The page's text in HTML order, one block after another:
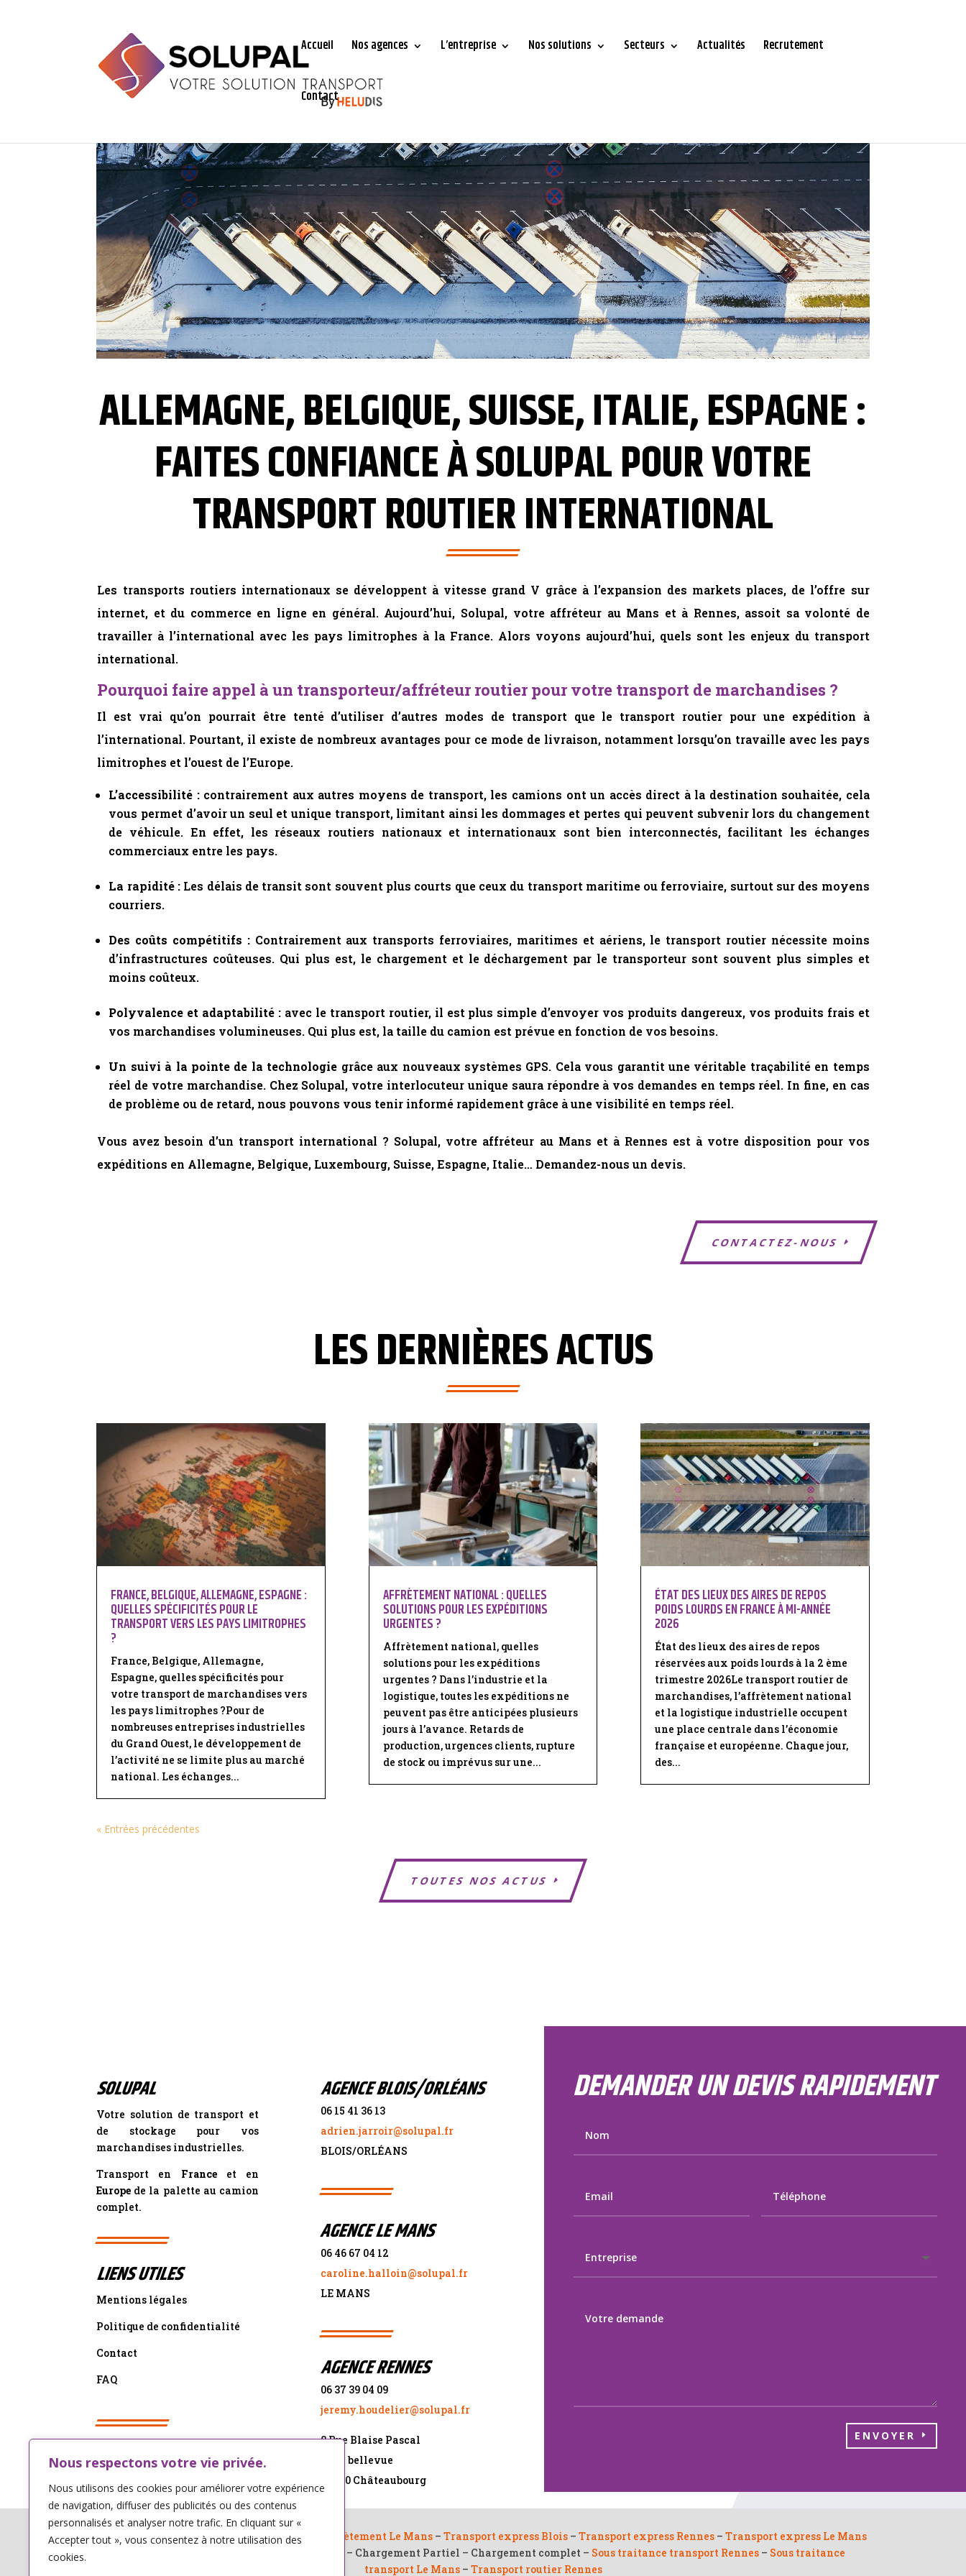
Nous respectons votre vie privée.
Nous utilisons des cookies pour améliorer votre expérience
de navigation, diffuser des publicités ou des contenus
personnalisés et analyser notre trafic. En cliquant sur «
Accepter tout », vous consentez à notre utilisation des
cookies.
Accueil Nos agences L’entreprise Nos solutions Secteurs Actualités Recrutement
Contact
ALLEMAGNE, BELGIQUE, SUISSE, ITALIE, ESPAGNE :
FAITES CONFIANCE À SOLUPAL POUR VOTRE
TRANSPORT ROUTIER INTERNATIONAL
Les transports routiers internationaux se développent à vitesse grand V grâce à l’expansion des markets places, de l’offre sur
internet, et du commerce en ligne en général. Aujourd’hui, Solupal, votre affréteur au Mans et à Rennes, assoit sa volonté de
travailler à l’international avec les pays limitrophes à la France. Alors voyons aujourd’hui, quels sont les enjeux du transport
international.
Pourquoi faire appel à un transporteur/affréteur routier pour votre transport de marchandises ?
Il est vrai qu’on pourrait être tenté d’utiliser d’autres modes de transport que le transport routier pour une expédition à
l’international. Pourtant, il existe de nombreux avantages pour ce mode de livraison, notamment lorsqu’on travaille avec les pays
limitrophes et l’ouest de l’Europe.
L’accessibilité :contrairement aux autres moyens de transport, les camions ont un accès direct à la destination souhaitée, cela
vous permet d’avoir un seul et unique transport, limitant ainsi les dommages et pertes qui peuvent subvenir lors du changement
de véhicule. En effet, les réseaux routiers nationaux et internationaux sont bien interconnectés, facilitant les échanges
commerciaux entre les pays.
La rapidité : Les délais de transit sont souvent plus courts que ceux du transport maritime ou ferroviaire, surtout sur des moyens
courriers.
Des coûts compétitifs : Contrairement aux transports ferroviaires, maritimes et aériens, le transport routier nécessite moins
d’infrastructures coûteuses. Qui plus est, le chargement et le déchargement par le transporteur sont souvent plus simples et
moins coûteux.
Polyvalence et adaptabilité : avec le transport routier, il est plus simple d’envoyer vos produits dangereux, vos produits frais et
vos marchandises volumineuses. Qui plus est, la taille du camion est prévue en fonction de vos besoins.
Un suivi à la pointe de la technologie grâce aux nouveaux systèmes GPS. Cela vous garantit une véritable traçabilité en temps
réel de votre marchandise. Chez Solupal, votre interlocuteur unique saura répondre à vos demandes en temps réel. In fine, en cas
de problème ou de retard, nous pouvons vous tenir informé rapidement grâce à une visibilité en temps réel.
Vous avez besoin d’un transport international ? Solupal, votre affréteur au Mans et à Rennes est à votre disposition pour vos
expéditions en Allemagne, Belgique, Luxembourg, Suisse, Espagne, Italie… Demandez-nous un devis.
CONTACTEZ-NOUS
LES DERNIÈRES ACTUS
FRANCE, BELGIQUE, ALLEMAGNE, ESPAGNE :
QUELLES SPÉCIFICITÉS POUR LE
TRANSPORT VERS LES PAYS LIMITROPHES
?
France, Belgique, Allemagne,
Espagne, quelles spécificités pour
votre transport de marchandises vers
les pays limitrophes ?Pour de
nombreuses entreprises industrielles
du Grand Ouest, le développement de
l’activité ne se limite plus au marché
national. Les échanges...
AFFRÈTEMENT NATIONAL : QUELLES
SOLUTIONS POUR LES EXPÉDITIONS
URGENTES ?
Affrètement national, quelles
solutions pour les expéditions
urgentes ? Dans l’industrie et la
logistique, toutes les expéditions ne
peuvent pas être anticipées plusieurs
jours à l’avance. Retards de
production, urgences clients, rupture
de stock ou imprévus sur une...
ÉTAT DES LIEUX DES AIRES DE REPOS
POIDS LOURDS EN FRANCE À MI-ANNÉE
2026
État des lieux des aires de repos
réservées aux poids lourds à la 2 ème
trimestre 2026Le transport routier de
marchandises, l’affrètement national
et la logistique industrielle occupent
une place centrale dans l’économie
française et européenne. Chaque jour,
des...
« Entrées précédentes
TOUTES NOS ACTUS
SOLUPAL
Votre solution de transport et
de stockage pour vos
marchandises industrielles.
Transport en Franceet en
Europe de la palette au camion
complet.
LIENS UTILES
Mentions légales
Politique de confidentialité
Contact
FAQ
AGENCE BLOIS/ORLÉANS
06 15 41 36 13
adrien.jarroir@solupal.fr
BLOIS/ORLÉANS
AGENCE LE MANS
06 46 67 04 12
caroline.halloin@solupal.fr
LE MANS
AGENCE RENNES
06 37 39 04 09
jeremy.houdelier@solupal.fr
8 Rue Blaise Pascal
ZI de bellevue
35220 Châteaubourg
DEMANDER UN DEVIS RAPIDEMENT
ENVOYER
Affrètement Blois–Affrètement Rennes Affrètement Le Mans– Transport express Blois– Transport express Rennes– Transport express Le Mans
– Stockage de marchandises Châteaubourg – Chargement Partiel – Chargement complet – Sous traitance transport Rennes – Sous traitance
transport Le Mans– Transport routier Rennes